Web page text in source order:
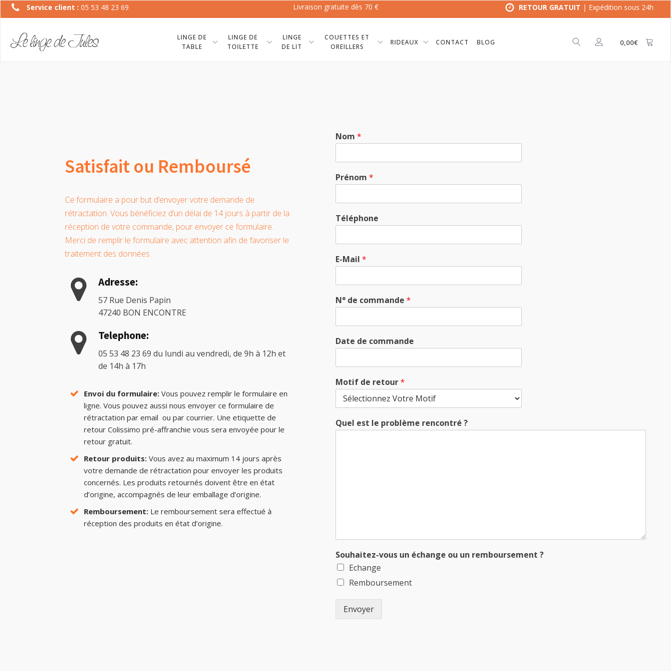
Service client : 05 53 48 23 69 Livraison gratuite dès 70 € RETOUR GRATUIT | Expédition sous 24h
LINGE DE
TABLE
LINGE DE
TOILETTE
LINGE
DE LIT
COUETTES ET
OREILLERS
RIDEAUX CONTACT BLOG 0,00€
Satisfait ou Remboursé
Ce formulaire a pour but d’envoyer votre demande de
rétractation. Vous bénéficiez d’un délai de 14 jours à partir de la
réception de votre commande, pour envoyer ce formulaire.
Merci de remplir le formulaire avec attention afin de favoriser le
traitement des données.
Adresse:
57 Rue Denis Papin
47240 BON ENCONTRE
Telephone:
05 53 48 23 69 du lundi au vendredi, de 9h à 12h et
de 14h à 17h
Envoi du formulaire: Vous pouvez remplir le formulaire en
ligne. Vous pouvez aussi nous envoyer ce formulaire de
rétractation par email ou par courrier. Une etiquette de
retour Colissimo pré-affranchie vous sera envoyée pour le
retour gratuit.
Retour produits: Vous avez au maximum 14 jours après
votre demande de rétractation pour envoyer les produits
concernés. Les produits retournés doivent être en état
d’origine, accompagnés de leur emballage d’origine.
Remboursement: Le remboursement sera effectué à
réception des produits en état d’origine.
Nom *
Prénom *
Téléphone
E-Mail *
N° de commande *
Date de commande
Motif de retour*
Quel est le problème rencontré ?
Souhaitez-vous un échange ou un remboursement ?
Echange
Remboursement
Envoyer